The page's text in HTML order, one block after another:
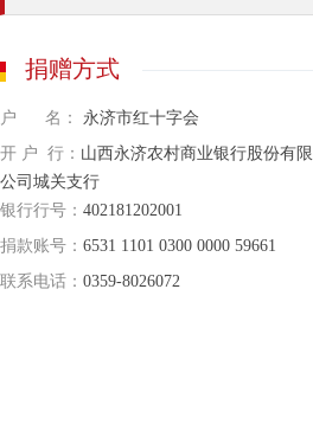
捐赠方式
户 名：
永济市红十字会
开 户 行： 山西永济农村商业银行股份有限
公司城关支行
银行行号： 402181202001
捐款账号： 6531 1101 0300 0000 59661
联系电话： 0359-8026072